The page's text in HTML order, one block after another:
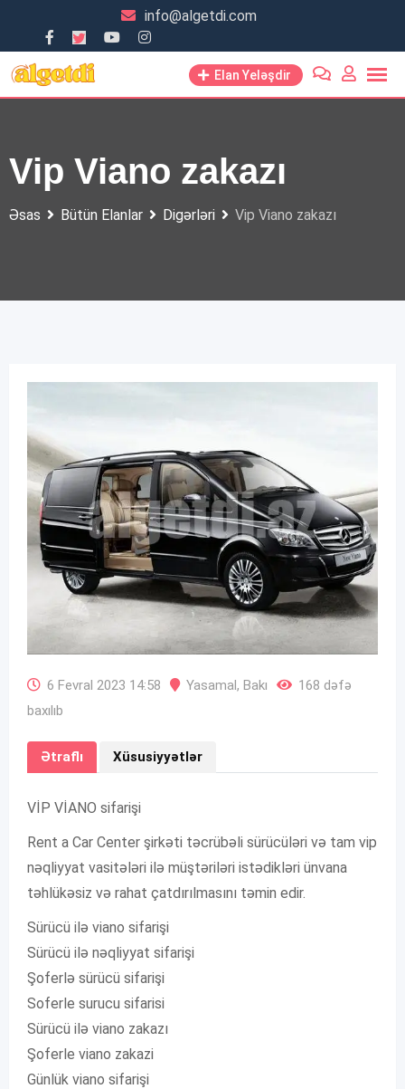
content
info@algetdi.com
Elan Yeləşdir
Vip Viano zakazı
Əsas Bütün Elanlar Digərləri Vip Viano zakazı
6 Fevral 2023 14:58 Yasamal, Bakı
168 dəfə
baxılıb
Ətraflı Xüsusiyyətlər
VİP VİANO sifarişi
Rent a Car Center şirkəti təcrübəli sürücüləri və tam vip
nəqliyyat vasitələri ilə müştəriləri istədikləri ünvana
təhlükəsiz və rahat çatdırılmasını təmin edir.
Sürücü ilə viano sifarişi
Sürücü ilə nəqliyyat sifarişi
Şoferlə sürücü sifarişi
Soferle surucu sifarisi
Sürücü ilə viano zakazı
Şoferle viano zakazi
Günlük viano sifarişi